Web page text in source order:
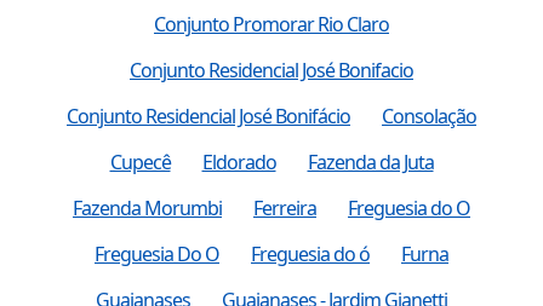
Conjunto Promorar Rio Claro
Conjunto Residencial José Bonifacio
Conjunto Residencial José Bonifácio
Consolação
Cupecê
Eldorado
Fazenda da Juta
Fazenda Morumbi
Ferreira
Freguesia do O
Freguesia Do O
Freguesia do ó
Furna
Guaianases
Guaianases - Jardim Gianetti